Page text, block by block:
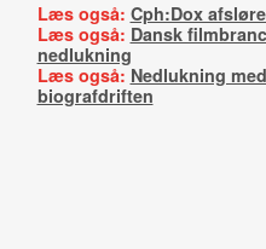
Læs også: Cph:Dox
Læs også: Dansk
nedlukning
Læs også: Nedlukning
biografdriften